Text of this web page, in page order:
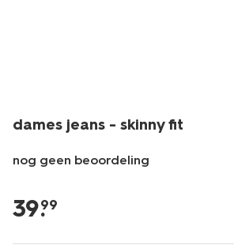
dames jeans - skinny fit
nog geen beoordeling
jeans-
-
39.
99